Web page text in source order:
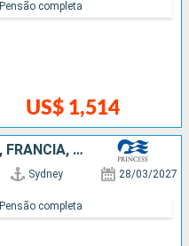
US$ 1,514
Pensão completa
AUSTRÁLIA, NOVA ZELÂNDIA, FRANCIA, ESTADOS UNIDOS
Sydney 28/03/2027
Pensão completa